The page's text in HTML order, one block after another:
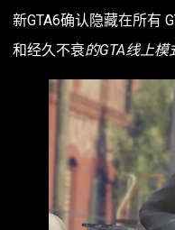
新GTA6确认隐藏在所有
和经久不衰的GTA线上模